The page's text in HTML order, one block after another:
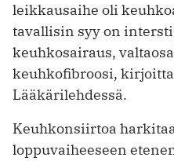
leikkausaihe oli
tavallisin syy on
keuhkosairaus,
keuhkofibroosi,
Lääkärilehdessä.
Keuhkonsiirtoa
loppuvaiheeseen